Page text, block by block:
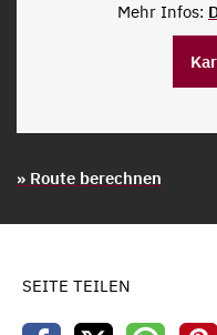
Mehr Infos:
» Route berechnen
SEITE TEILEN